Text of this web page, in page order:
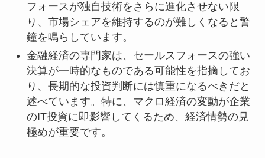
フォースが独自技術をさらに進化させない限
り、市場シェアを維持するのが難しくなると警
鐘を鳴らしています。
金融経済の専門家は、セールスフォースの強い
決算が一時的なものである可能性を指摘してお
り、長期的な投資判断には慎重になるべきだと
述べています。特に、マクロ経済の変動が企業
のIT投資に即影響してくるため、経済情勢の見
極めが重要です。